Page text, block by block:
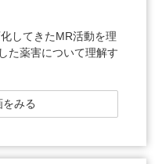
してきたMR活動を理
た薬害について理解す
みる